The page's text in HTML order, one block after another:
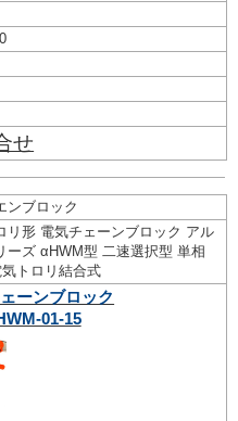
せ
ンブロック
リ形 電気チェーンブロック アル
ーズ αHWM型 二速選択型 単相
トロリ結合式
ーンブロック
01-15